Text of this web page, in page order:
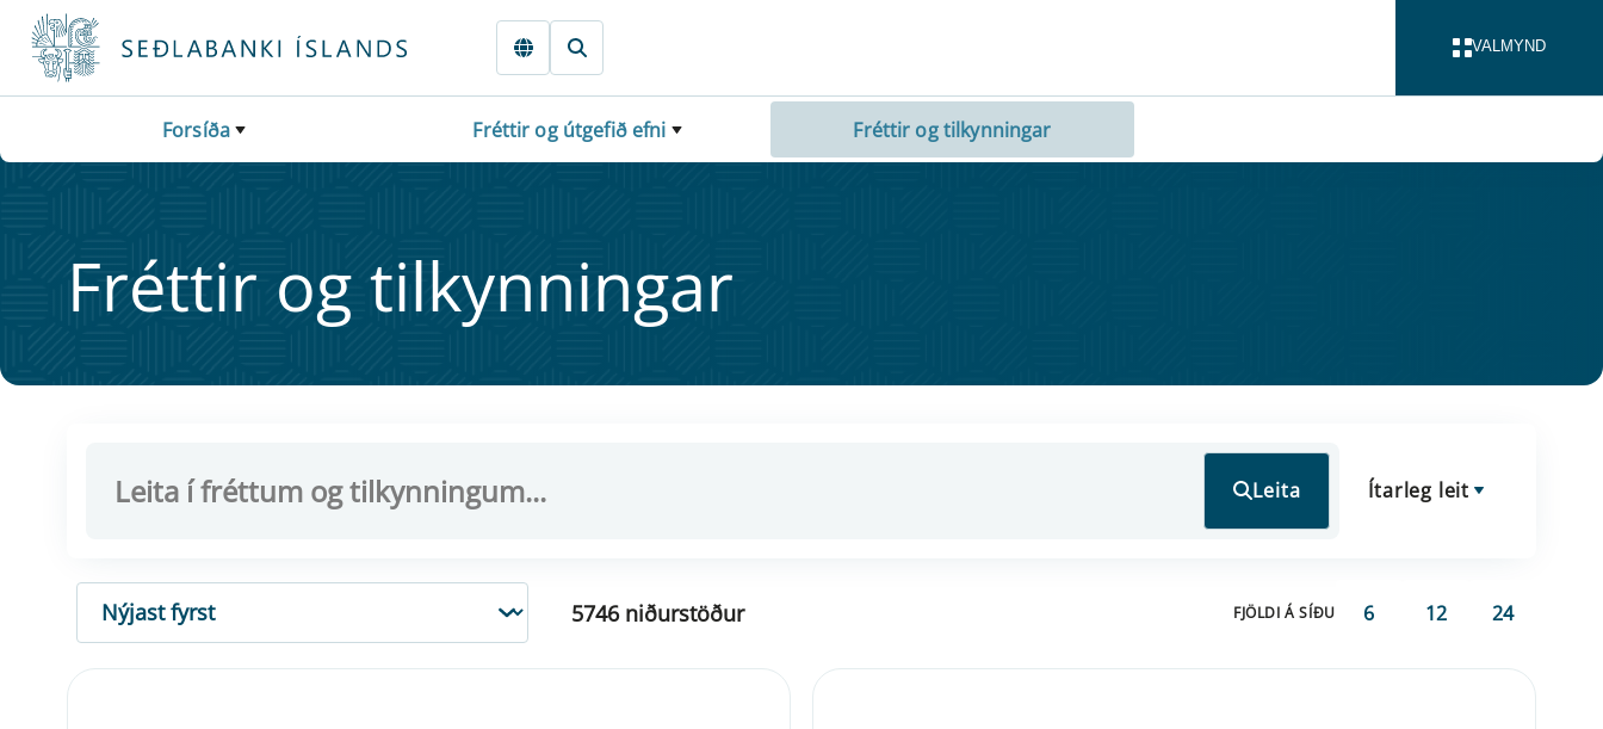
Fara beint í Meginmál
VALMYND
Forsíða Fréttir og útgefið efni Fréttir og tilkynningar
Frétt­ir og til­kynn­ing­ar
Leita Ítarleg leit
RÖÐUN
5746 niðurstöður FJÖLDI Á SÍÐU 6 12 24